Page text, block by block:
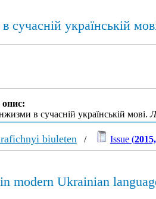
сучасній українській
опис:
в сучасній українській мові.
biuleten / Issue (
modern Ukrainian